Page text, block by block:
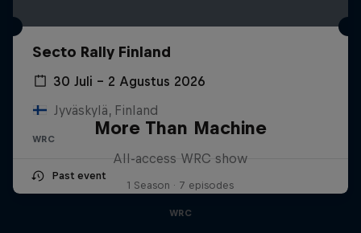
Secto Rally Finland
30 Juli – 2 Agustus 2026
Jyväskylä, Finland
WRC
Past event
More Than Machine
All-access WRC show
1 Season · 7 episodes
WRC